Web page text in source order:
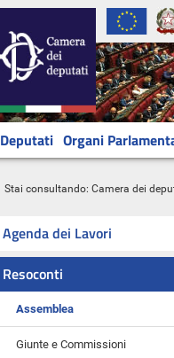
Deputati Organi
Stai consultando: Camera dei
Agenda dei Lavori
Resoconti
Assemblea
Giunte e Commissioni